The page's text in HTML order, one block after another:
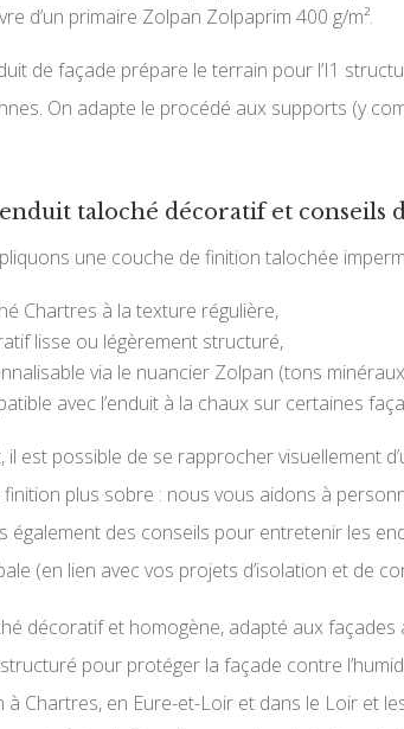
d’un primaire Zolpan Zolpaprim 400 g/m².
de façade prépare le terrain pour l’I1
On adapte le procédé aux supports (y
taloché décoratif et conseils
une couche de finition talochée
Chartres à la texture régulière,
lisse ou légèrement structuré,
via le nuancier Zolpan (tons
avec l’enduit à la chaux sur certaines
il est possible de se rapprocher visuellement
plus sobre : nous vous aidons à
également des conseils pour entretenir les
(en lien avec vos projets d’isolation et de
décoratif et homogène, adapté aux façades
pour protéger la façade contre
Chartres, en Eure-et-Loir et dans le Loir et